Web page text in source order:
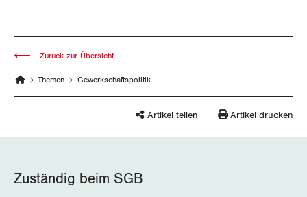
Luzern
Schaffhausen
Themen Gewerkschaftspolitik
Zurück zur Übersicht
Artikel teilen Artikel drucken
Zuständig beim SGB